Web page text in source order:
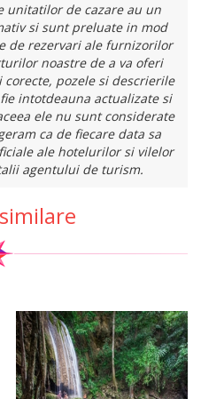
unitatilor de cazare au un
si sunt preluate in mod
de rezervari ale furnizorilor
noastre de a va oferi
pozele si descrierile
intotdeauna actualizate si
ele nu sunt considerate
ca de fiecare data sa
ale hotelurilor si vilelor
agentului de turism.